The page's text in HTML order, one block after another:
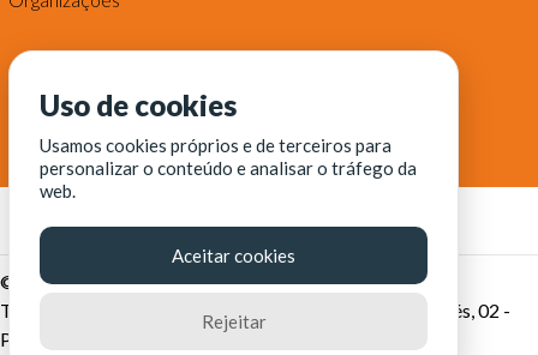
© Fortaleza Digital || CITINOVA - Fundação de Ciência,
Tecnologia e Inovação de Fortaleza - Rua dos Tremembés, 02 -
Praia de Iracema - Fortaleza-CE
Uso de cookies
Usamos cookies próprios e de terceiros para
personalizar o conteúdo e analisar o tráfego da
web.
Aceitar cookies
Rejeitar